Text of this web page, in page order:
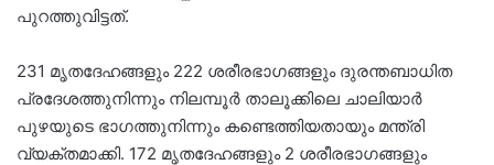
പുറത്തുവിട്ടത്.
231 മൃതദേഹങ്ങളും 222 ശരീരഭാഗങ്ങളും ദുരന്തബാധിത
പ്രദേശത്തുനിന്നും നിലമ്പൂര്‍ താലൂക്കിലെ ചാലിയാര്‍
പുഴയുടെ ഭാഗത്തുനിന്നും കണ്ടെത്തിയതായും മന്ത്രി
വ്യക്തമാക്കി. 172 മൃതദേഹങ്ങളും 2 ശരീരഭാഗങ്ങളും